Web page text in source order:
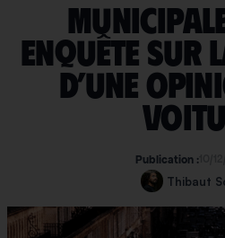
enquête sur
d’une
Publication :10/
Thibaut